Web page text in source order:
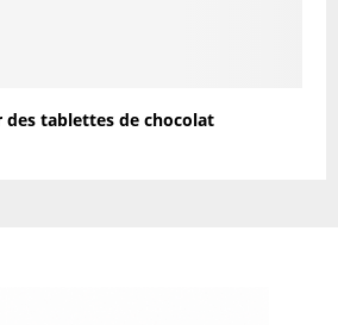
tablettes de chocolat